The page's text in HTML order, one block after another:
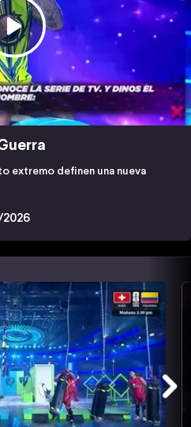
extremo definen una nueva